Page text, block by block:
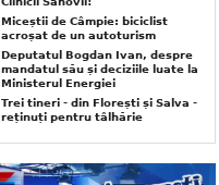
Miceștii de Câmpie: biciclist
acroșat de un autoturism
Deputatul Bogdan Ivan, despre
mandatul său și deciziile luate la
Ministerul Energiei
Trei tineri - din Florești și Salva -
reținuți pentru tâlhărie